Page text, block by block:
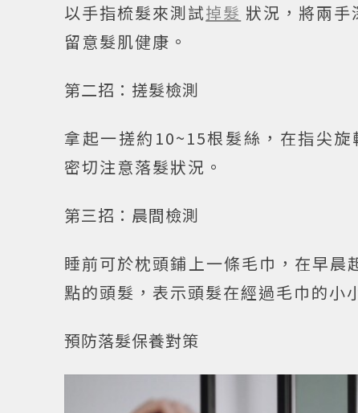
以手指梳髮來測試掉髮 狀況，將兩
留意髮肌健康。
第二招：搓髮檢測
拿起一搓約10~15根髮絲，在指尖
密切注意落髮狀況。
第三招：晨間檢測
睡前可於枕頭鋪上一條毛巾，在早
點的頭髮，表示頭髮在經過毛巾的小
預防落髮保養對策